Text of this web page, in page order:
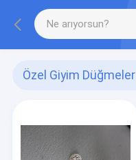
Özel Giyim Düğmeler